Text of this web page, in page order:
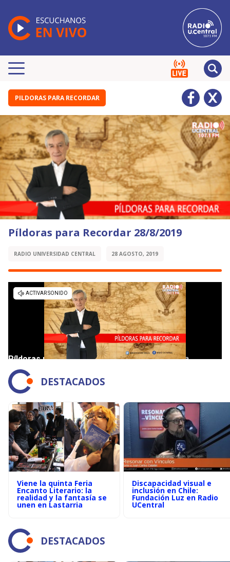
PILDORAS PARA RECORDAR
Píldoras para Recordar 28/8/2019
RADIO UNIVERSIDAD CENTRAL 28 AGOSTO, 2019
DESTACADOS
Viene la quinta Feria
Encanto Literario: la
realidad y la fantasía se
unen en Lastarria
Discapacidad visual e
inclusión en Chile:
Fundación Luz en Radio
UCentral
DESTACADOS